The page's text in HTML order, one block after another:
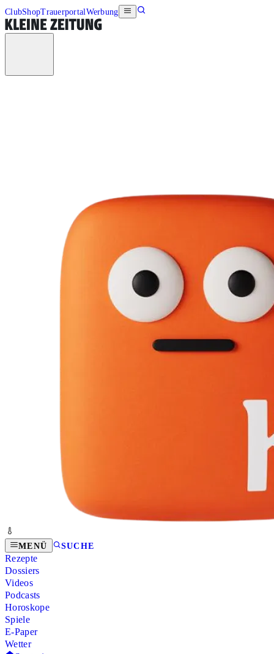
ClubShopTrauerportalWerbung
MENÜ SUCHE
Rezepte
Dossiers
Videos
Podcasts
Horoskope
Spiele
E-Paper
Wetter